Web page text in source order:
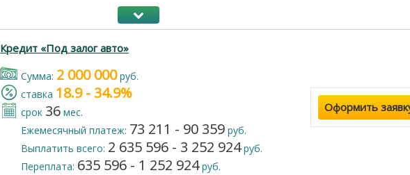
Кредит «Под залог авто»
Cумма: 2 000 000руб.
cтавка 18.9 - 34.9%
срок 36 мес.
Ежемесячный платеж: 73 211 - 90 359 руб.
Выплатить всего: 2 635 596 - 3 252 924руб.
Переплата: 635 596 - 1 252 924руб.
Оформить